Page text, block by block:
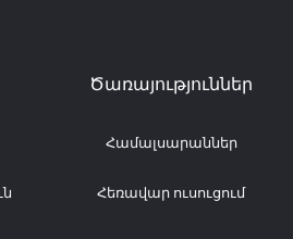
Ծառայություններ
Համալսարաններ
Հեռավար ուսուցում